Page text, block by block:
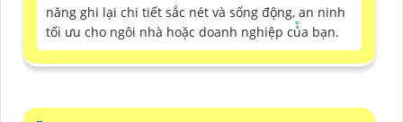
năng ghi lại chi tiết sắc nét và sống động, an ninh
tối ưu cho ngôi nhà hoặc doanh nghiệp của bạn.